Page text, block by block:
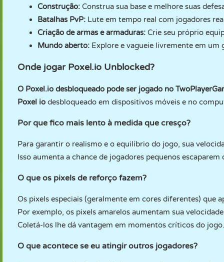
Construção: Construa sua base e melhore suas
Batalhas PvP: Lute em tempo real com jogadores
Criação de armas e armaduras: Crie seu próprio
Mundo aberto: Explore e vagueie livremente em um
Onde jogar Poxel.io Unblocked?
O Poxel.io desbloqueado pode ser jogado no
Poxel io desbloqueado em dispositivos móveis e no
Por que fico mais lento à medida que cresço?
Para garantir o realismo e o equilíbrio do jogo, sua
Isso aumenta a chance de jogadores pequenos
O que os pixels de reforço fazem?
Os pixels especiais (geralmente em cores diferentes) que
Por exemplo, os pixels amarelos aumentam sua
Coletá-los lhe dá vantagem em momentos críticos do jogo.
O que acontece se eu atingir outros jogadores?